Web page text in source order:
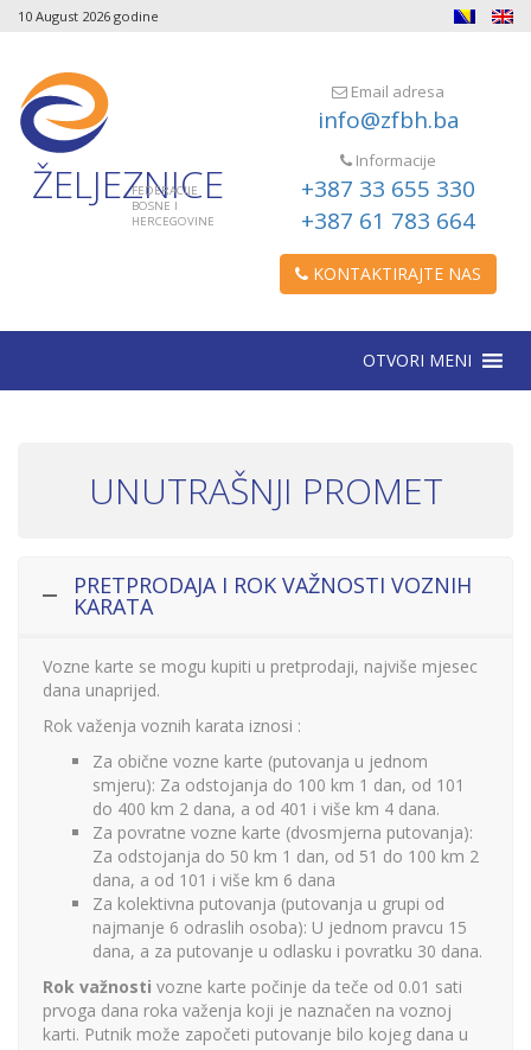
10 August 2026 godine
ŽELJEZNICE
FEDERACIJE
BOSNE I
HERCEGOVINE
Email adresa
info@zfbh.ba
Informacije
+387 33 655 330
+387 61 783 664
KONTAKTIRAJTE NAS
OTVORI MENI
UNUTRAŠNJI PROMET
PRETPRODAJA I ROK VAŽNOSTI VOZNIH
KARATA
Vozne karte se mogu kupiti u pretprodaji, najviše mjesec
dana unaprijed.
Rok važenja voznih karata iznosi :
Za obične vozne karte (putovanja u jednom
smjeru): Za odstojanja do 100 km 1 dan, od 101
do 400 km 2 dana, a od 401 i više km 4 dana.
Za povratne vozne karte (dvosmjerna putovanja):
Za odstojanja do 50 km 1 dan, od 51 do 100 km 2
dana, a od 101 i više km 6 dana
Za kolektivna putovanja (putovanja u grupi od
najmanje 6 odraslih osoba): U jednom pravcu 15
dana, a za putovanje u odlasku i povratku 30 dana.
Rok važnosti vozne karte počinje da teče od 0.01 sati
prvoga dana roka važenja koji je naznačen na voznoj
karti. Putnik može započeti putovanje bilo kojeg dana u